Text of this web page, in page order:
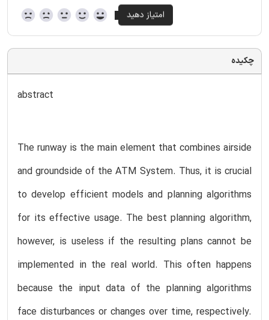
چکیده
abstract
The runway is the main element that combines airside
and groundside of the ATM System. Thus, it is crucial
to develop efficient models and planning algorithms
for its effective usage. The best planning algorithm,
however, is useless if the resulting plans cannot be
implemented in the real world. This often happens
because the input data of the planning algorithms
face disturbances or changes over time, respectively.